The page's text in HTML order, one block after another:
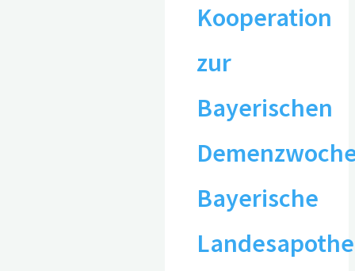
Kooperation
zur
Bayerischen
Bayerische